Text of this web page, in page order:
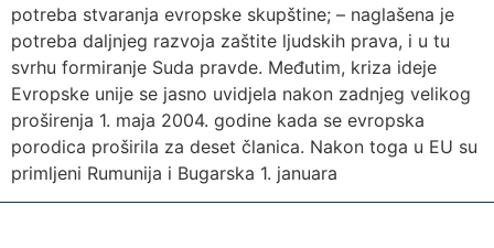
potreba stvaranja evropske skupštine; – naglašena je
potreba daljnjeg razvoja zaštite ljudskih prava, i u tu
svrhu formiranje Suda pravde. Međutim, kriza ideje
Evropske unije se jasno uvidjela nakon zadnjeg velikog
proširenja 1. maja 2004. godine kada se evropska
porodica proširila za deset članica. Nakon toga u EU su
primljeni Rumunija i Bugarska 1. januara